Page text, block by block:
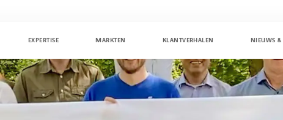
EXPERTISE MARKTEN KLANTVERHALEN NIEUWS